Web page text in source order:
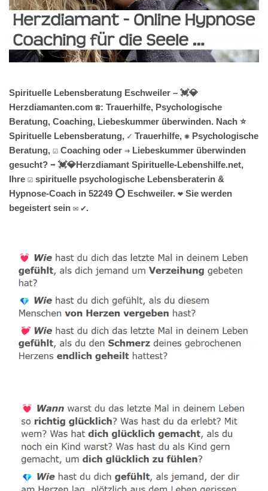
Spirituelle Lebensberatung Eschweiler – 💓️💎
Herzdiamanten.com ☎️: Trauerhilfe, Psychologische
Beratung, Coaching, Liebeskummer überwinden. Nach ⭐
Spirituelle Lebensberatung, ✓ Trauerhilfe, ✺ Psychologische
Beratung, ☑️ Coaching oder ⇒ Liebeskummer überwinden
gesucht? ➡️ 💓️💎Herzdiamant Spirituelle-Lebenshilfe.net,
Ihre ☑️ spirituelle psychologische Lebensberaterin &
Hypnose-Coach in 52249 ⭕ Eschweiler. ❤ Sie werden
begeistert sein ✉ ✔.